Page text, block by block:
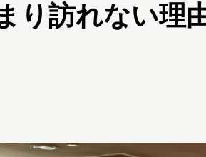
り訪れない理